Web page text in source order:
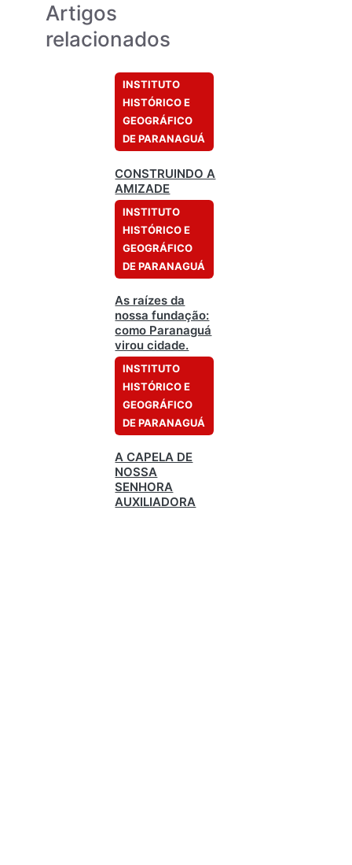
Artigos
relacionados
INSTITUTO
HISTÓRICO E
GEOGRÁFICO
DE PARANAGUÁ
CONSTRUINDO A
AMIZADE
INSTITUTO
HISTÓRICO E
GEOGRÁFICO
DE PARANAGUÁ
As raízes da
nossa fundação:
como Paranaguá
virou cidade.
INSTITUTO
HISTÓRICO E
GEOGRÁFICO
DE PARANAGUÁ
A CAPELA DE
NOSSA
SENHORA
AUXILIADORA